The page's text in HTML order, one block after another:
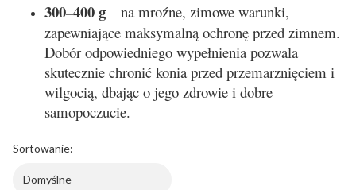
300–400 g – na mroźne, zimowe warunki,
zapewniające maksymalną ochronę przed zimnem.
Dobór odpowiedniego wypełnienia pozwala
skutecznie chronić konia przed przemarznięciem i
wilgocią, dbając o jego zdrowie i dobre
samopoczucie.
Sortowanie:
Domyślne